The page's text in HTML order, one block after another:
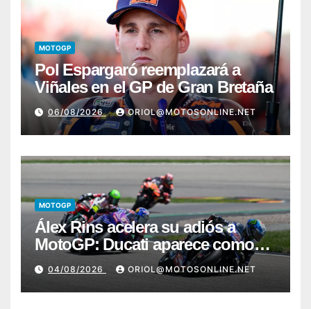
MOTOGP
Pol Espargaró reemplazará a
Viñales en el GP de Gran Bretaña
06/08/2026 ORIOL@MOTOSONLINE.NET
MOTOGP
Álex Rins acelera su adiós a
MotoGP: Ducati aparece como
destino en Superbike
04/08/2026 ORIOL@MOTOSONLINE.NET